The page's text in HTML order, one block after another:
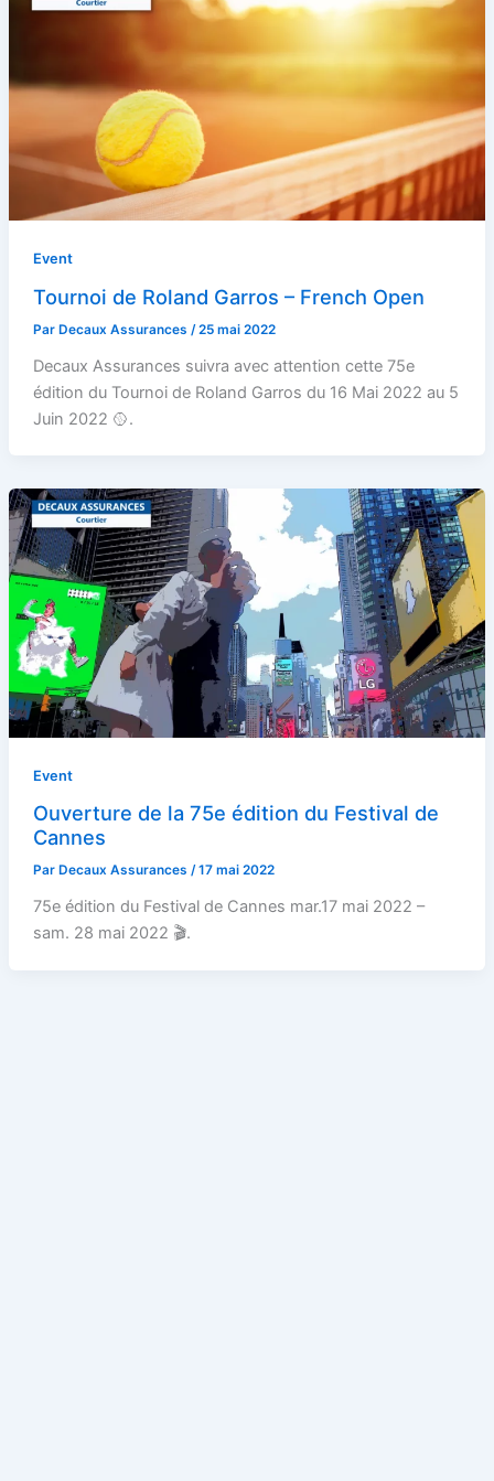
Event
Tournoi de Roland Garros – French Open
Par Decaux Assurances /25 mai 2022
Decaux Assurances suivra avec attention cette 75e
édition du Tournoi de Roland Garros du 16 Mai 2022 au 5
Juin 2022 🥎.
Event
Ouverture de la 75e édition du Festival de
Cannes
Par Decaux Assurances /17 mai 2022
75e édition du Festival de Cannes mar.17 mai 2022 –
sam. 28 mai 2022 🎬.